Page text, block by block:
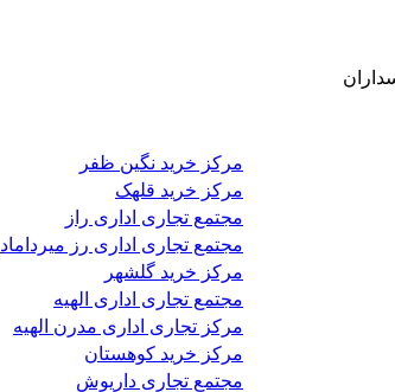
مرکز خرید نگین ظفر
مرکز خرید قلهک
مجتمع تجاری اداری راز
مجتمع تجاری اداری رز میرداماد
مرکز خرید گلشهر
مجتمع تجاری اداری الهیه
مرکز تجاری اداری مدرن الهیه
مرکز خرید کوهستان
مجتمع تجاری داریوش